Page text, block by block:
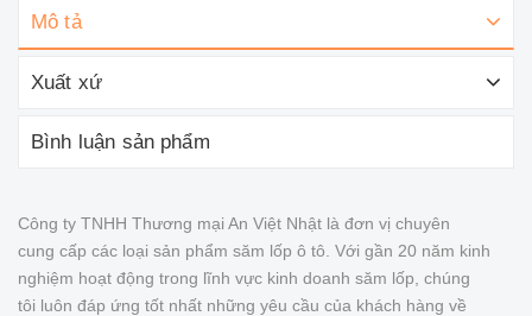
Mô tả
Xuất xứ
Bình luận sản phẩm
Công ty TNHH Thương mại An Việt Nhật là đơn vị chuyên
cung cấp các loại sản phẩm săm lốp ô tô. Với gần 20 năm kinh
nghiệm hoạt động trong lĩnh vực kinh doanh săm lốp, chúng
tôi luôn đáp ứng tốt nhất những yêu cầu của khách hàng về